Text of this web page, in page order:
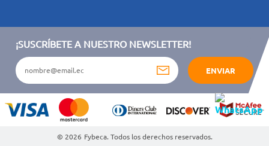
¡SUSCRÍBETE A NUESTRO NEWSLETTER!
ENVIAR
© 2026 Fybeca. Todos los derechos reservados.